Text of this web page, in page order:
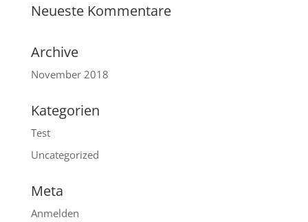
Neueste Kommentare
Archive
November 2018
Kategorien
Test
Uncategorized
Meta
Anmelden